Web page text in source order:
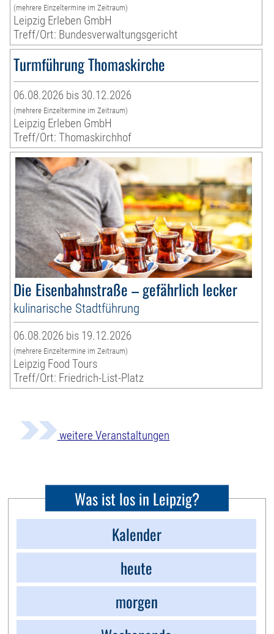
(mehrere Einzeltermine im Zeitraum)
Leipzig Erleben GmbH
Treff/Ort: Bundesverwaltungsgericht
Turmführung Thomaskirche
06.08.2026 bis 30.12.2026
(mehrere Einzeltermine im Zeitraum)
Leipzig Erleben GmbH
Treff/Ort: Thomaskirchhof
Die Eisenbahnstraße – gefährlich lecker
kulinarische Stadtführung
06.08.2026 bis 19.12.2026
(mehrere Einzeltermine im Zeitraum)
Leipzig Food Tours
Treff/Ort: Friedrich-List-Platz
weitere Veranstaltungen
Was ist los in Leipzig?
Kalender
heute
morgen